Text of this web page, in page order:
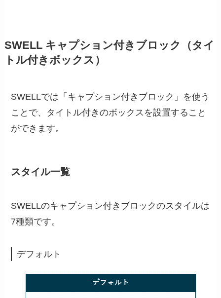
SWELL キャプション付きブロック（タイ
トル付きボックス）
SWELLでは「キャプション付きブロック」を使う
ことで、タイトル付きのボックスを設置すること
ができます。
スタイル一覧
SWELLのキャプション付きブロックのスタイルは
7種類です。
デフォルト